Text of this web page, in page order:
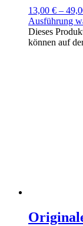
13,00 € –
Ausführung
Dieses
können auf